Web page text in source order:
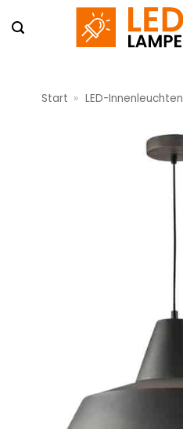
Inhalt
Start » LED-Innenleuchten